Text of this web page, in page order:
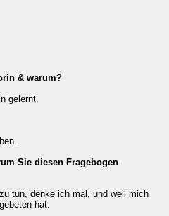
& warum?
gelernt.
Sie diesen Fragebogen
tun, denke ich mal, und weil mich
hat.